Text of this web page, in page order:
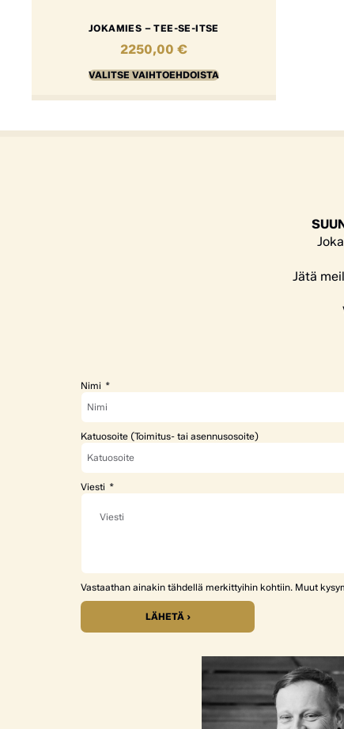
JOKAMIES – TEE-SE-ITSE
2250,00 €
VALITSE VAIHTOEHDOISTA
Jätä
Nimi
Katuosoite (Toimitus- tai asennusosoite)
Viesti
Vastaathan ainakin tähdellä merkittyihin kohtiin. Muut
LÄHETÄ ›